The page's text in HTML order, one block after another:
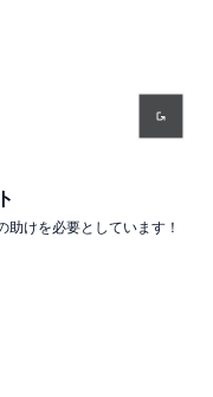
けを必要としています！